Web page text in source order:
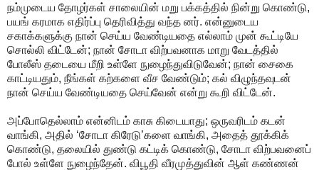
நம்முடைய தோழர்கள் சாலையின் மறு பக்கத்தில் நின்று கொண்டு,
பயங் கரமாக எதிர்ப்பு தெரிவித்து வந்த னர். என்னுடைய
சகாக்களுக்கு நான் செய்ய வேண்டியதை எல்லாம் முன் கூட்டியே
சொல்லி விட்டேன்; நான் சோடா விற்பவனாக மாறு வேடத்தில்
போலீஸ் தடையை மீறி உள்ளே நுழைந்துவிடுவேன்; நான் சைகை
காட்டியதும், நீங்கள் கற்களை வீச வேண்டும்; கல் விழுந்தவுடன்
நான் செய்ய வேண்டியதை செய்வேன் என்று கூறி விட்டேன்.
அப்போதெல்லாம் என்னிடம் காசு கிடையாது; ஒருவரிடம் கடன்
வாங்கி, அதில் ‘சோடா கிரேடு’களை வாங்கி, அதைத் தூக்கிக்
கொண்டு, தலையில் துண்டு கட்டிக் கொண்டு, சோடா விற்பவனைப்
போல் உள்ளே நுழைந்தேன். விபூதி வீரமுத்துவின் ஆள் கண்ணன்